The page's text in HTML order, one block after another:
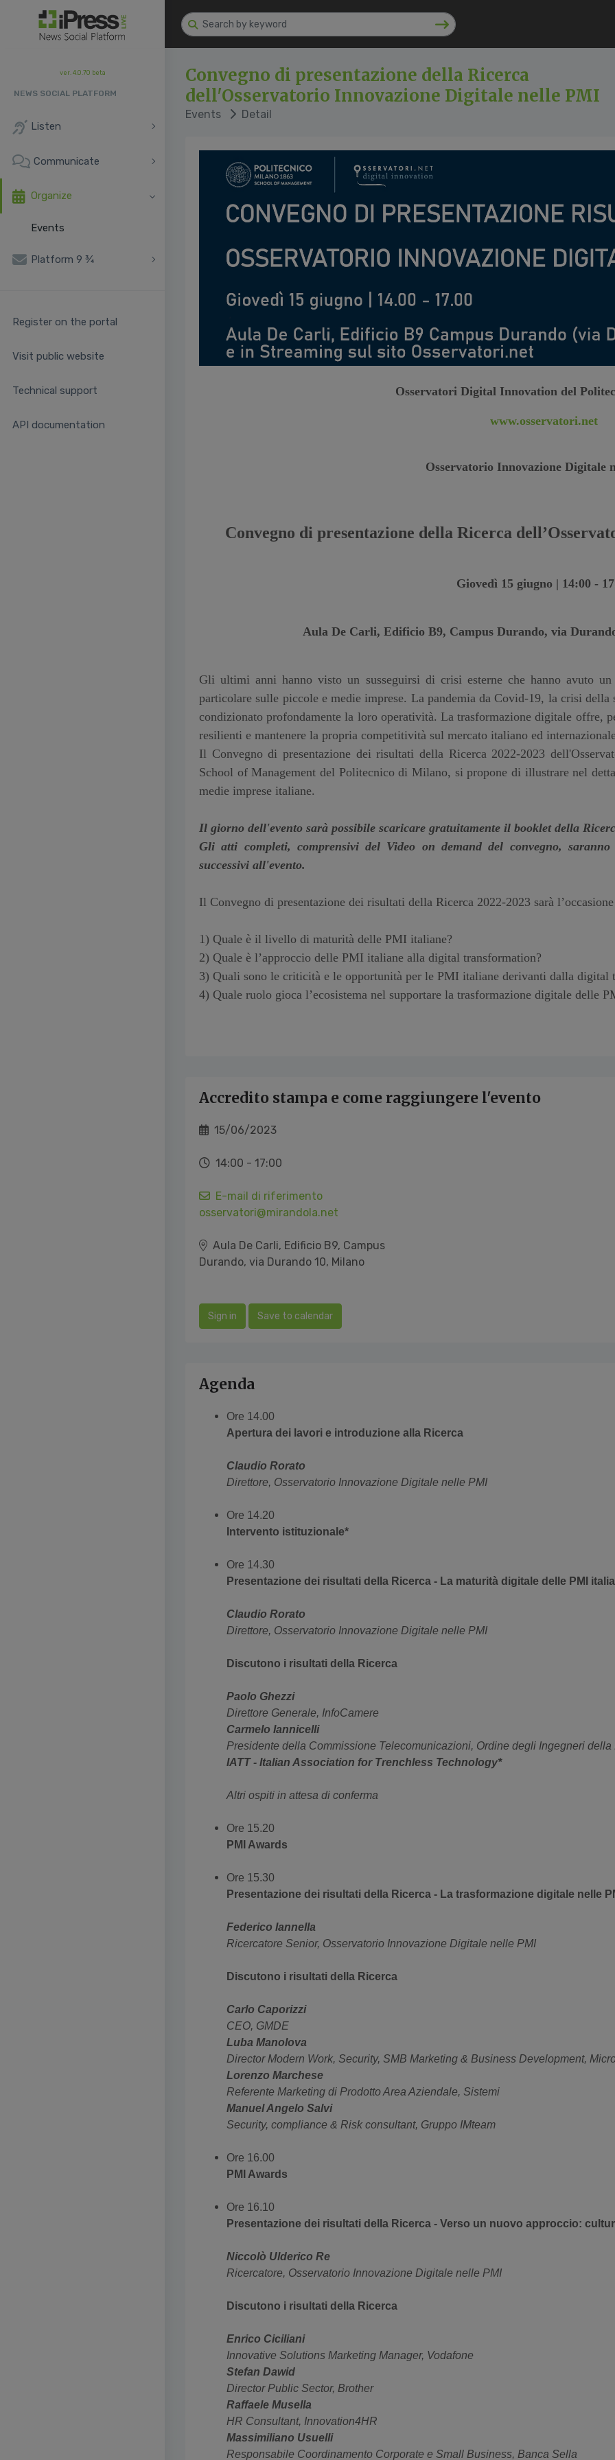
ver. 4.0.70 beta
NEWS SOCIAL PLATFORM
Listen
Communicate
Organize
Events
Platform 9 ¾
Register on the portal
Visit public website
Technical support
API documentation
Convegno di presentazione della Ricerca
dell'Osservatorio Innovazione Digitale nelle PMI
Events Detail
Osservatori Digital Innovation del
www.osservatori.net
Osservatorio Innovazione Digitale
Convegno di presentazione della Ricerca
Giovedì 15 giugno | 14:00 -
Aula De Carli, Edificio B9, Campus Durando, via
Gli ultimi anni hanno visto un susseguirsi di crisi esterne che hanno avuto
particolare sulle piccole e medie imprese. La pandemia da Covid-19, la crisi della
condizionato profondamente la loro operatività. La trasformazione digitale offre,
resilienti e mantenere la propria competitività sul mercato italiano ed
Il Convegno di presentazione dei risultati della Ricerca 2022-2023
School of Management del Politecnico di Milano, si propone di illustrare nel
medie imprese italiane.
Il giorno dell'evento sarà possibile scaricare gratuitamente il booklet della
Gli atti completi, comprensivi del Video on demand del convegno,
successivi all'evento.
Il Convegno di presentazione dei risultati della Ricerca 2022-2023 sarà
1) Quale è il livello di maturità delle PMI italiane?
2) Quale è l’approccio delle PMI italiane alla digital transformation?
3) Quali sono le criticità e le opportunità per le PMI italiane derivanti dalla digital
4) Quale ruolo gioca l’ecosistema nel supportare la trasformazione digitale delle
Accredito stampa e come raggiungere l'evento
15/06/2023
14:00 - 17:00
E-mail di riferimento
osservatori@mirandola.net
Aula De Carli, Edificio B9, Campus
Durando, via Durando 10, Milano
Sign in Save to calendar
Agenda
Ore 14.00
Apertura dei lavori e introduzione alla Ricerca
Claudio Rorato
Direttore, Osservatorio Innovazione Digitale nelle PMI
Ore 14.20
Intervento istituzionale*
Ore 14.30
Presentazione dei risultati della Ricerca - La maturità digitale delle PMI
Claudio Rorato
Direttore, Osservatorio Innovazione Digitale nelle PMI
Discutono i risultati della Ricerca
Paolo Ghezzi
Direttore Generale, InfoCamere
Carmelo Iannicelli
Presidente della Commissione Telecomunicazioni, Ordine degli Ingegneri
IATT - Italian Association for Trenchless Technology*
Altri ospiti in attesa di conferma
Ore 15.20
PMI Awards
Ore 15.30
Presentazione dei risultati della Ricerca - La trasformazione digitale nelle
Federico Iannella
Ricercatore Senior, Osservatorio Innovazione Digitale nelle PMI
Discutono i risultati della Ricerca
Carlo Caporizzi
CEO, GMDE
Luba Manolova
Director Modern Work, Security, SMB Marketing & Business Development,
Lorenzo Marchese
Referente Marketing di Prodotto Area Aziendale, Sistemi
Manuel Angelo Salvi
Security, compliance & Risk consultant, Gruppo IMteam
Ore 16.00
PMI Awards
Ore 16.10
Presentazione dei risultati della Ricerca - Verso un nuovo approccio:
Niccolò Ulderico Re
Ricercatore, Osservatorio Innovazione Digitale nelle PMI
Discutono i risultati della Ricerca
Enrico Ciciliani
Innovative Solutions Marketing Manager, Vodafone
Stefan Dawid
Director Public Sector, Brother
Raffaele Musella
HR Consultant, Innovation4HR
Massimiliano Usuelli
Responsabile Coordinamento Corporate e Small Business, Banca Sella